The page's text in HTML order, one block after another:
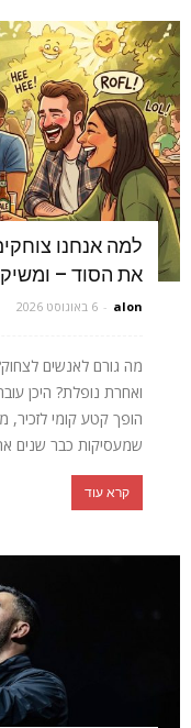
למה אנחנו
את הסוד –
alon
- 6 באוגוסט 2026
מה גורם לאנשים
ואחרת נופלת? היכן
הופך קטע קומי
שמעסיקות כבר שנים
קרא עוד